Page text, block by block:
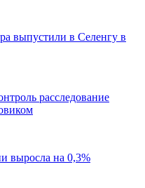
выпустили в Селенгу в
расследование
выросла на 0,3%